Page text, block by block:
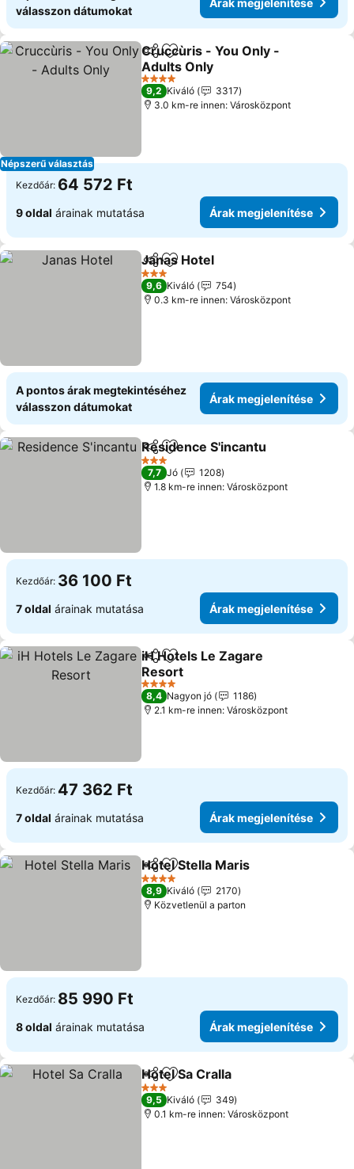
válasszon dátumokat
Népszerű választás
Megosztás
Hozzáadás a kedvencekhez
Cruccùris - You Only -
Adults Only
Árak megjelenítése
4 Kategória
9,2 Kiváló
3317
3.0 km-re innen: Városközpont
Kezdőár: 64 572 Ft
9 oldal árainak mutatása Árak megjelenítése
Megosztás
Hozzáadás a kedvencekhez
Janas Hotel
3 Kategória
9,6 Kiváló
754
0.3 km-re innen: Városközpont
A pontos árak megtekintéséhez
válasszon dátumokat
Árak megjelenítése
Megosztás
Hozzáadás a kedvencekhez
Residence S'incantu
3 Kategória
7,7 Jó
1208
1.8 km-re innen: Városközpont
Kezdőár: 36 100 Ft
7 oldal árainak mutatása Árak megjelenítése
MegosztásHozzáadás a kedvencekhez
iH Hotels Le Zagare
Resort
Árak megjelenítése
4 Kategória
8,4 Nagyon jó
1186
2.1 km-re innen: Városközpont
Kezdőár: 47 362 Ft
7 oldal árainak mutatása Árak megjelenítése
Megosztás
Hozzáadás a kedvencekhez
Hotel Stella Maris
4 Kategória
8,9 Kiváló
2170
Közvetlenül a parton
Kezdőár: 85 990 Ft
8 oldal árainak mutatása Árak megjelenítése
Megosztás
Hozzáadás a kedvencekhez
Hotel Sa Cralla
3 Kategória
9,5 Kiváló
349
0.1 km-re innen: Városközpont